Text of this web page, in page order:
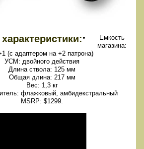
Емкость
магазина:
(с адаптером на +2 патрона)
УСМ: двойного действия
Длина ствола: 125 мм
Общая длина: 217 мм
Вес: 1,3 кг
флажковый, амбидекстральный
MSRP: $1299.